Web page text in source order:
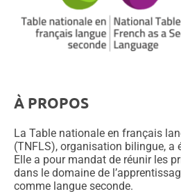
À PROPOS
La Table nationale en français
(TNFLS), organisation bilingue, a
Elle a pour mandat de réunir les
dans le domaine de
comme langue seconde.